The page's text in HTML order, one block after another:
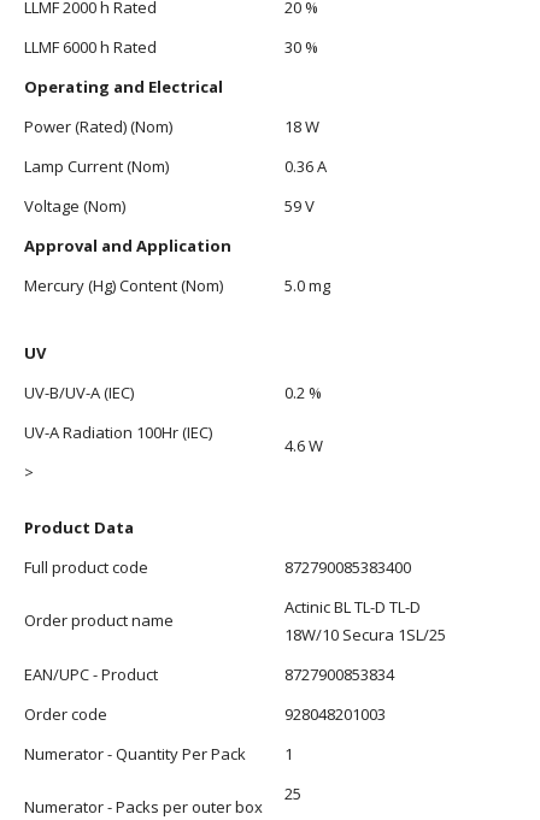
LLMF 2000 h Rated
20 %
LLMF 6000 h Rated
30 %
Operating and Electrical
Power (Rated) (Nom)
18 W
Lamp Current (Nom)
0.36 A
Voltage (Nom)
59 V
Approval and Application
Mercury (Hg) Content (Nom)
5.0 mg
UV
UV-B/UV-A (IEC)
0.2 %
UV-A Radiation 100Hr (IEC)
>
4.6 W
Product Data
Full product code
872790085383400
Order product name
Actinic BL TL-D TL-D
18W/10 Secura 1SL/25
EAN/UPC - Product
8727900853834
Order code
928048201003
Numerator - Quantity Per Pack
1
Numerator - Packs per outer box
25